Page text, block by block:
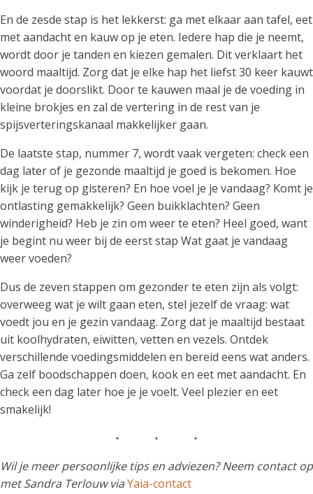
En de zesde stap is het lekkerst: ga met elkaar aan tafel, eet
met aandacht en kauw op je eten. Iedere hap die je neemt,
wordt door je tanden en kiezen gemalen. Dit verklaart het
woord maaltijd. Zorg dat je elke hap het liefst 30 keer kauwt
voordat je doorslikt. Door te kauwen maal je de voeding in
kleine brokjes en zal de vertering in de rest van je
spijsverteringskanaal makkelijker gaan.
De laatste stap, nummer 7, wordt vaak vergeten: check een
dag later of je gezonde maaltijd je goed is bekomen. Hoe
kijk je terug op gisteren? En hoe voel je je vandaag? Komt je
ontlasting gemakkelijk? Geen buikklachten? Geen
winderigheid? Heb je zin om weer te eten? Heel goed, want
je begint nu weer bij de eerst stap Wat gaat je vandaag
weer voeden?
Dus de zeven stappen om gezonder te eten zijn als volgt:
overweeg wat je wilt gaan eten, stel jezelf de vraag: wat
voedt jou en je gezin vandaag. Zorg dat je maaltijd bestaat
uit koolhydraten, eiwitten, vetten en vezels. Ontdek
verschillende voedingsmiddelen en bereid eens wat anders.
Ga zelf boodschappen doen, kook en eet met aandacht. En
check een dag later hoe je je voelt. Veel plezier en eet
smakelijk!
Wil je meer persoonlijke tips en adviezen? Neem contact op
met Sandra Terlouw viaYaia-contact